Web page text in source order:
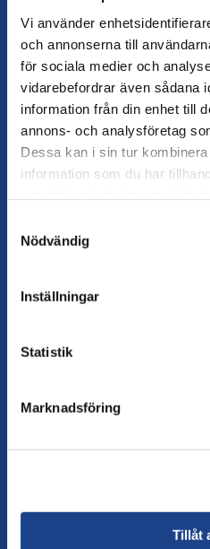
Vi använder
och annonserna till
för sociala medier och
vidarebefordrar även sådana
information från din enhet till
annons- och analysföretag
Dessa kan i sin tur
information som du har
Nödvändig
Inställningar
Statistik
Marknadsföring
Tillåt
MAP
Mali
Explore our interactive map